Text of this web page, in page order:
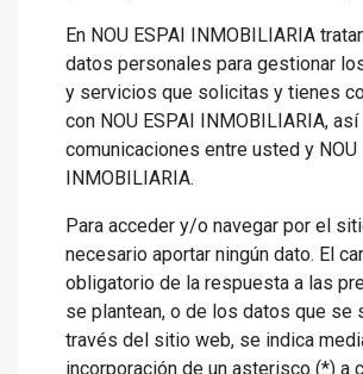
En NOU ESPAI INMOBILIARIA
datos personales para gestionar
y servicios que solicitas y tienes
con NOU ESPAI INMOBILIARIA,
comunicaciones entre usted y NOU
INMOBILIARIA.
Para acceder y/o navegar por el
necesario aportar ningún dato. El
obligatorio de la respuesta a las
se plantean, o de los datos que se
través del sitio web, se indica
incorporación de un asterisco (*) a